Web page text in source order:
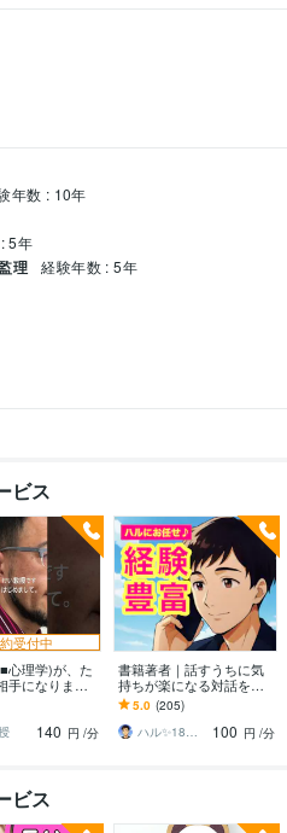
年数 : 10年
5年
理 経験年数 : 5年
ビス
受付中
心理学)が、た
手になります
気さくな教
くおしゃべり
。
140 円 /分
書籍著者｜話すうちに気
持ちが楽になる対話をし
ます 18年7万人以上の実
績｜恋愛・仕事・私生活
のモヤモヤ聴くよ✨
5.0 (205)
ハル✨18年7万人以上の実績×書籍著者
100 円 /分
ビス